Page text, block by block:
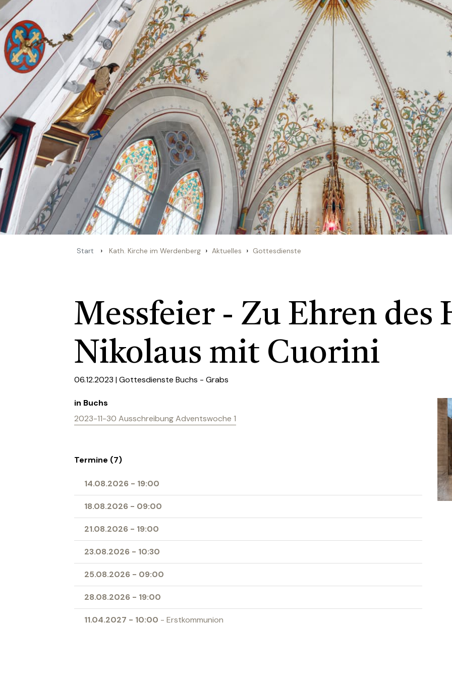
Start › Kath. Kirche im Werdenberg › Aktuelles › Gottesdienste
Messfeier - Zu Ehren des
Nikolaus mit Cuorini
06.12.2023 |Gottesdienste Buchs - Grabs
in Buchs
2023-11-30 Ausschreibung Adventswoche 1
Termine (7)
14.08.2026 - 19:00
18.08.2026 - 09:00
21.08.2026 - 19:00
23.08.2026 - 10:30
25.08.2026 - 09:00
28.08.2026 - 19:00
11.04.2027 - 10:00 - Erstkommunion